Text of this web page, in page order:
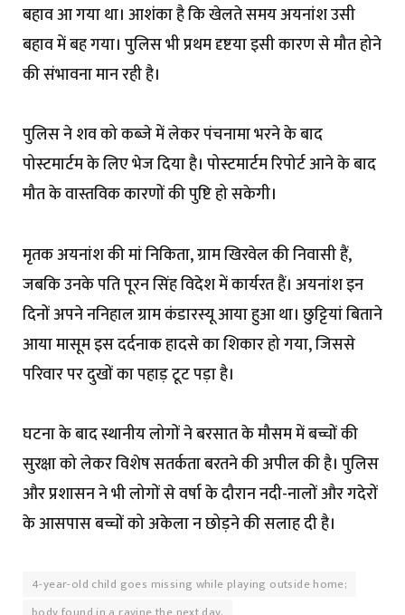
बहाव आ गया था। आशंका है कि खेलते समय अयनांश उसी
बहाव में बह गया। पुलिस भी प्रथम दृष्टया इसी कारण से मौत होने
की संभावना मान रही है।
पुलिस ने शव को कब्जे में लेकर पंचनामा भरने के बाद
पोस्टमार्टम के लिए भेज दिया है। पोस्टमार्टम रिपोर्ट आने के बाद
मौत के वास्तविक कारणों की पुष्टि हो सकेगी।
मृतक अयनांश की मां निकिता, ग्राम खिरवेल की निवासी हैं,
जबकि उनके पति पूरन सिंह विदेश में कार्यरत हैं। अयनांश इन
दिनों अपने ननिहाल ग्राम कंडारस्यू आया हुआ था। छुट्टियां बिताने
आया मासूम इस दर्दनाक हादसे का शिकार हो गया, जिससे
परिवार पर दुखों का पहाड़ टूट पड़ा है।
घटना के बाद स्थानीय लोगों ने बरसात के मौसम में बच्चों की
सुरक्षा को लेकर विशेष सतर्कता बरतने की अपील की है। पुलिस
और प्रशासन ने भी लोगों से वर्षा के दौरान नदी-नालों और गदेरों
के आसपास बच्चों को अकेला न छोड़ने की सलाह दी है।
4-year-old child goes missing while playing outside home;